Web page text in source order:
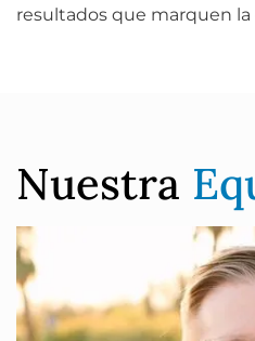
resultados que marquen
Nuestra